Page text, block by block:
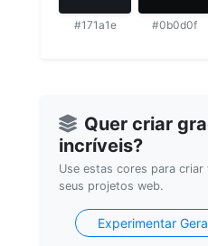
#171a1e #0b0d0f
Quer criar
incríveis?
Use estas cores para criar
seus projetos web.
Experimentar